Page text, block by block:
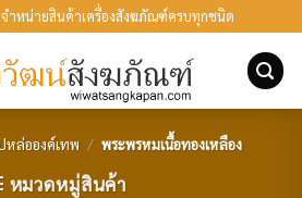
ำหน่ายสินค้าเครื่องสังฆภัณฑ์ครบทุกชนิด
ล่อองค์เทพ / พระพรหมเนื้อทองเหลือง
หมวดหมู่สินค้า